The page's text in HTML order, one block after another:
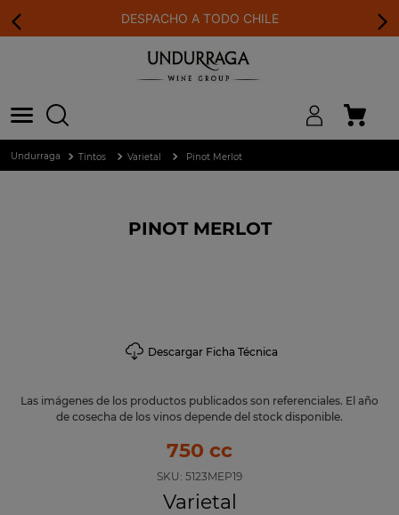
DESPACHO A TODO CHILE
Tintos Varietal Pinot Merlot
Descargar Ficha Técnica
Las imágenes de los productos publicados son referenciales. El año
de cosecha de los vinos depende del stock disponible.
PINOT MERLOT
750 cc
SKU: 5123MEP19
Varietal